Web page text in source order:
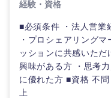
経験・資格
■必須条件 ・法人営業
・プロシェアリング
ッションに共感いた
興味がある方 ・思考
に優れた方 ■資格 不
上